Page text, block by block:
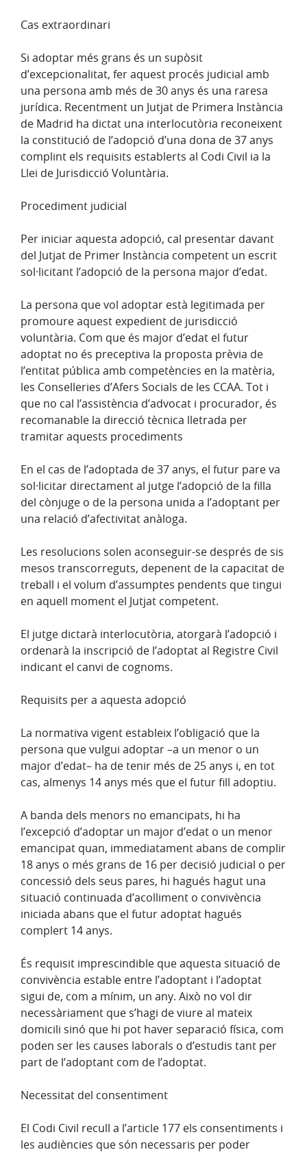
Cas extraordinari
Si adoptar més grans és un supòsit
d’excepcionalitat, fer aquest procés judicial amb
una persona amb més de 30 anys és una raresa
jurídica. Recentment un Jutjat de Primera Instància
de Madrid ha dictat una interlocutòria reconeixent
la constitució de l’adopció d’una dona de 37 anys
complint els requisits establerts al Codi Civil ia la
Llei de Jurisdicció Voluntària.
Procediment judicial
Per iniciar aquesta adopció, cal presentar davant
del Jutjat de Primer Instància competent un escrit
sol·licitant l’adopció de la persona major d’edat.
La persona que vol adoptar està legitimada per
promoure aquest expedient de jurisdicció
voluntària. Com que és major d’edat el futur
adoptat no és preceptiva la proposta prèvia de
l’entitat pública amb competències en la matèria,
les Conselleries d’Afers Socials de les CCAA. Tot i
que no cal l’assistència d’advocat i procurador, és
recomanable la direcció tècnica lletrada per
tramitar aquests procediments
En el cas de l’adoptada de 37 anys, el futur pare va
sol·licitar directament al jutge l’adopció de la filla
del cònjuge o de la persona unida a l’adoptant per
una relació d’afectivitat anàloga.
Les resolucions solen aconseguir-se després de sis
mesos transcorreguts, depenent de la capacitat de
treball i el volum d’assumptes pendents que tingui
en aquell moment el Jutjat competent.
El jutge dictarà interlocutòria, atorgarà l’adopció i
ordenarà la inscripció de l’adoptat al Registre Civil
indicant el canvi de cognoms.
Requisits per a aquesta adopció
La normativa vigent estableix l’obligació que la
persona que vulgui adoptar –a un menor o un
major d’edat– ha de tenir més de 25 anys i, en tot
cas, almenys 14 anys més que el futur fill adoptiu.
A banda dels menors no emancipats, hi ha
l’excepció d’adoptar un major d’edat o un menor
emancipat quan, immediatament abans de complir
18 anys o més grans de 16 per decisió judicial o per
concessió dels seus pares, hi hagués hagut una
situació continuada d’acolliment o convivència
iniciada abans que el futur adoptat hagués
complert 14 anys.
És requisit imprescindible que aquesta situació de
convivència estable entre l’adoptant i l’adoptat
sigui de, com a mínim, un any. Això no vol dir
necessàriament que s’hagi de viure al mateix
domicili sinó que hi pot haver separació física, com
poden ser les causes laborals o d’estudis tant per
part de l’adoptant com de l’adoptat.
Necessitat del consentiment
El Codi Civil recull a l’article 177 els consentiments i
les audiències que són necessaris per poder